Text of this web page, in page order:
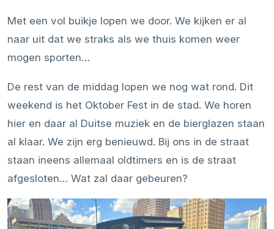
Met een vol buikje lopen we door. We kijken er al
naar uit dat we straks als we thuis komen weer
mogen sporten…
De rest van de middag lopen we nog wat rond. Dit
weekend is het Oktober Fest in de stad. We horen
hier en daar al Duitse muziek en de bierglazen staan
al klaar. We zijn erg benieuwd. Bij ons in de straat
staan ineens allemaal oldtimers en is de straat
afgesloten… Wat zal daar gebeuren?